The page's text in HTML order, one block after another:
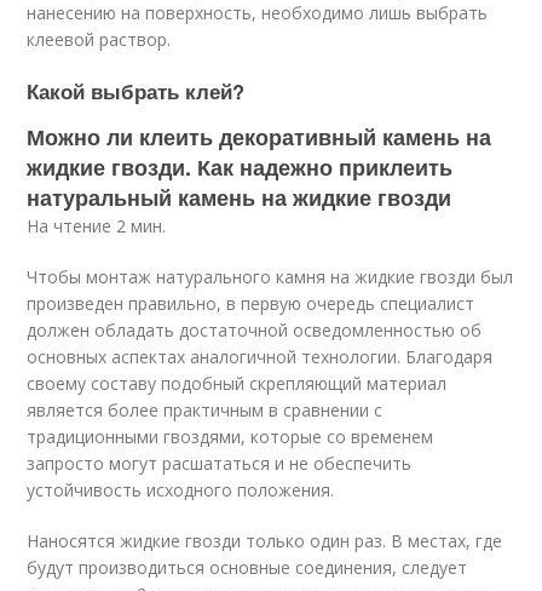
нанесению на поверхность, необходимо лишь выбрать
клеевой раствор.
Какой выбрать клей?
Можно ли клеить декоративный камень на
жидкие гвозди. Как надежно приклеить
натуральный камень на жидкие гвозди
На чтение 2 мин.
Чтобы монтаж натурального камня на жидкие гвозди был
произведен правильно, в первую очередь специалист
должен обладать достаточной осведомленностью об
основных аспектах аналогичной технологии. Благодаря
своему составу подобный скрепляющий материал
является более практичным в сравнении с
традиционными гвоздями, которые со временем
запросто могут расшататься и не обеспечить
устойчивость исходного положения.
Наносятся жидкие гвозди только один раз. В местах, где
будут производиться основные соединения, следует